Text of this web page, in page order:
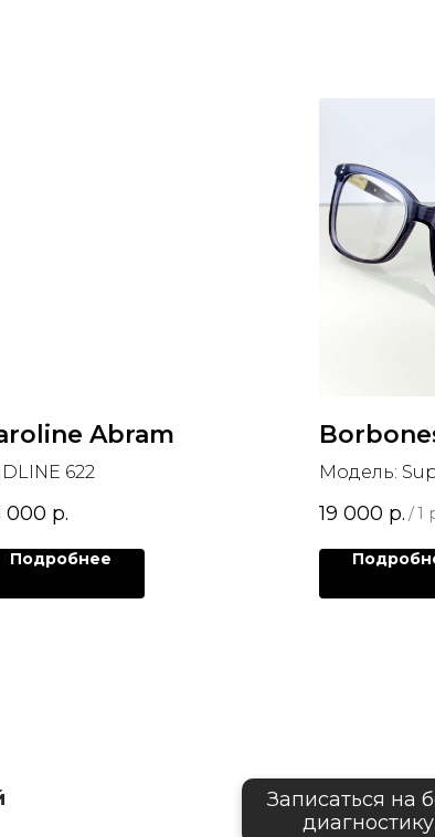
Abram
622
000 р.
Подробнее
Модель:
19 000 р. /1
Записаться на